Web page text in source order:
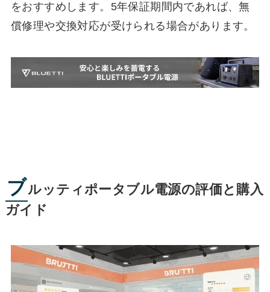
をおすすめします。5年保証期間内であれば、無
償修理や交換対応が受けられる場合があります。
ブルッティポータブル電源の評価と購入
ガイド